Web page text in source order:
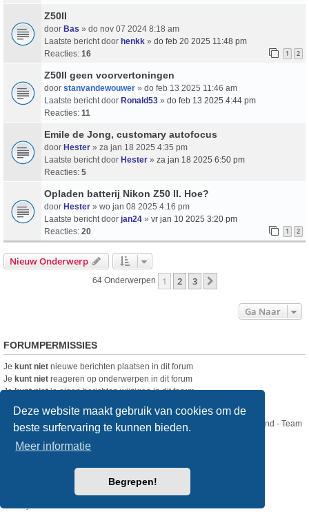
Deze website maakt gebruik van cookies om de
beste surfervaring te kunnen bieden.
Meer informatie
Begrepen!
Z50II
door Bas » do nov 07 2024 8:18 am
Laatste bericht door henkk » do feb 20 2025 11:48 pm
Reacties: 16 1 2
Z50II geen voorvertoningen
door stanvandewouwer » do feb 13 2025 11:46 am
Laatste bericht door Ronald53 » do feb 13 2025 4:44 pm
Reacties: 11
Emile de Jong, customary autofocus
door Hester » za jan 18 2025 4:35 pm
Laatste bericht door Hester » za jan 18 2025 6:50 pm
Reacties: 5
Opladen batterij Nikon Z50 II. Hoe?
door Hester » wo jan 08 2025 4:16 pm
Laatste bericht door jan24 » vr jan 10 2025 3:20 pm
Reacties: 20 1 2
Nieuw Onderwerp
64 Onderwerpen 1 2 3
Ga Naar
FORUMPERMISSIES
Je kunt niet nieuwe berichten plaatsen in dit forum
Je kunt niet reageren op onderwerpen in dit forum
Jekunt nietje eigen berichten wijzigen in dit forum
Nikon Club Nederland - Team
Forum
Copyright © Nikon Club Nederland 2023
® Forum Software © phpBB Limited
created by INVENTEA & v12mike